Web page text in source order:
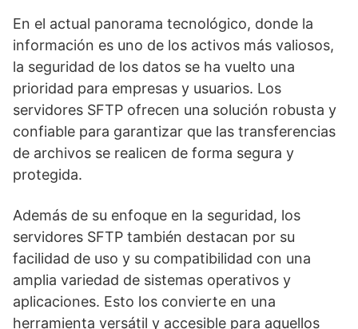
En el actual panorama tecnológico, donde la
información es uno de los activos más valiosos,
la seguridad de los datos se ha vuelto una
prioridad para empresas y usuarios. Los
servidores SFTP ofrecen una solución robusta y
confiable para garantizar que las transferencias
de archivos se realicen de forma segura y
protegida.
Además de su enfoque en la seguridad, los
servidores SFTP también destacan por su
facilidad de uso y su compatibilidad con una
amplia variedad de sistemas operativos y
aplicaciones. Esto los convierte en una
herramienta versátil y accesible para aquellos